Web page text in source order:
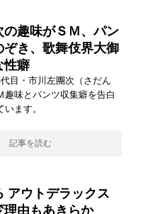
の趣味がＳＭ、パン
ぞき、歌舞伎界大御
性癖
目・市川左團次（さだん
趣味とパンツ収集癖を告白
ます。
記事を読む
アウトデラックス
理由もあきらか